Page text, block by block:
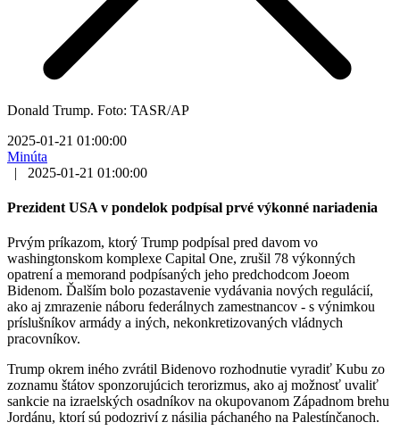
Donald Trump. Foto: TASR/AP
2025-01-21 01:00:00
Minúta
|
2025-01-21 01:00:00
Prezident USA v pondelok podpísal prvé výkonné nariadenia
Prvým príkazom, ktorý Trump podpísal pred davom vo
washingtonskom komplexe Capital One, zrušil 78 výkonných
opatrení a memorand podpísaných jeho predchodcom Joeom
Bidenom. Ďalším bolo pozastavenie vydávania nových regulácií,
ako aj zmrazenie náboru federálnych zamestnancov - s výnimkou
príslušníkov armády a iných, nekonkretizovaných vládnych
pracovníkov.
Trump okrem iného zvrátil Bidenovo rozhodnutie vyradiť Kubu zo
zoznamu štátov sponzorujúcich terorizmus, ako aj možnosť uvaliť
sankcie na izraelských osadníkov na okupovanom Západnom brehu
Jordánu, ktorí sú podozriví z násilia páchaného na Palestínčanoch.